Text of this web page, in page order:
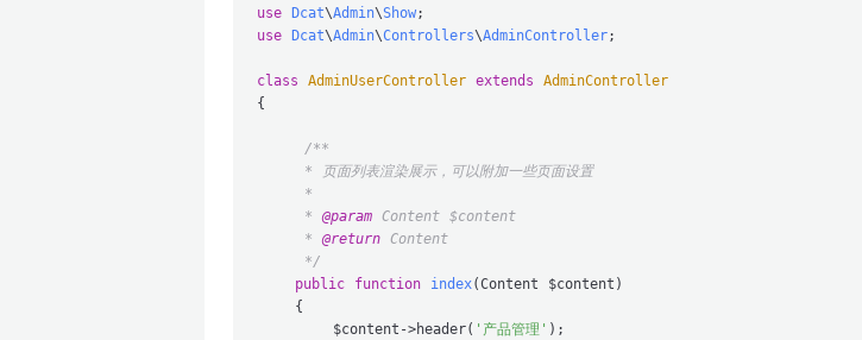
use
Dcat\Admin\Show
use
Dcat\Admin\Controllers\AdminController;
class AdminUserController extends
AdminController
{
/**
     * 页面列表渲染展示，可以附加一些页面设置
     *
     *
@param Content $content
     *
@return Content
     */
public
function index(Content $content )
{
        $content->header(
'产品管理' );